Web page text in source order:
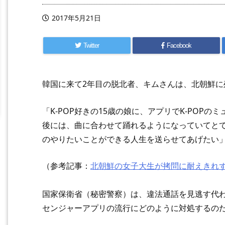
2017年5月21日
Twitter Facebook
韓国に来て2年目の脱北者、キムさんは、北朝鮮
「K-POP好きの15歳の娘に、アプリでK-POPの
後には、曲に合わせて踊れるようになっていて
のやりたいことができる人生を送らせてあげたい
（参考記事： 北朝鮮の女子大生が拷問に耐えきれ
国家保衛省（秘密警察）は、違法通話を見逃す
センジャーアプリの流行にどのように対処するの